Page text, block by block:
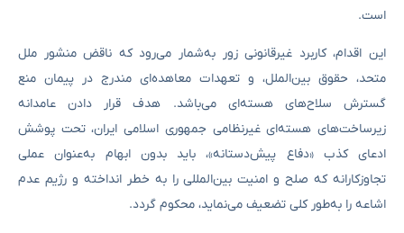
است.
این اقدام، کاربرد غیرقانونی زور به‌شمار می‌رود که ناقض منشور ملل
متحد، حقوق بین‌الملل، و تعهدات معاهده‌ای مندرج در پیمان منع
گسترش سلاح‌های هسته‌ای می‌باشد. هدف قرار دادن عامدانه
زیرساخت‌های هسته‌ای غیرنظامی جمهوری اسلامی ایران، تحت پوشش
ادعای کذب «دفاع پیش‌دستانه»، باید بدون ابهام به‌عنوان عملی
تجاوزکارانه که صلح و امنیت بین‌المللی را به خطر انداخته و رژیم عدم
اشاعه را به‌طور کلی تضعیف می‌نماید، محکوم گردد.